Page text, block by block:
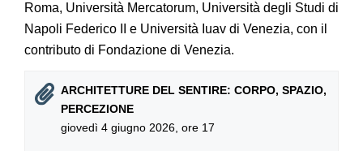
Roma, Università Mercatorum, Università degli Studi di
Napoli Federico II e Università Iuav di Venezia, con il
contributo di Fondazione di Venezia.
ARCHITETTURE DEL SENTIRE: CORPO, SPAZIO,
PERCEZIONE
giovedì 4 giugno 2026, ore 17